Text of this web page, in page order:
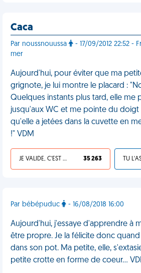
Caca
Par noussnouussa
- 17/09/2012 22:52 -
mer
Aujourd'hui, pour éviter que ma
grignote, je lui montre le placard :
Quelques instants plus tard, elle me
jusqu'aux WC et me pointe du doigt
qu'elle a jetées dans la cuvette en
!" VDM
JE VALIDE, C'EST UNE VDM 35 263
Par bébépuduc - 16/08/2018 16:00
Aujourd'hui, j'essaye d'apprendre à
être propre. Je la félicite donc quand
dans son pot. Ma petite, elle,
petite crotte en forme de coeur...